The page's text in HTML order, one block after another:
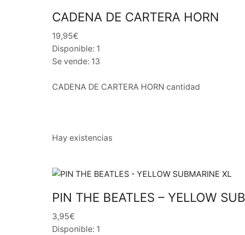
CADENA DE CARTERA HORN
19,95€
Disponible: 1
Se vende: 13
CADENA DE CARTERA HORN cantidad
Hay existencias
PIN THE BEATLES – YELLOW
3,95€
Disponible: 1